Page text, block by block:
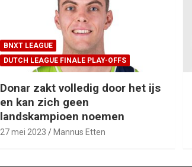
BNXT LEAGUE
DUTCH LEAGUE FINALE PLAY-OFFS
Donar zakt volledig door het ijs
en kan zich geen
landskampioen noemen
27 mei 2023 Mannus Etten